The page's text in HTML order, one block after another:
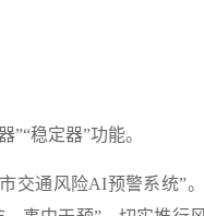
稳定器”功能。
交通风险AI预警系统”